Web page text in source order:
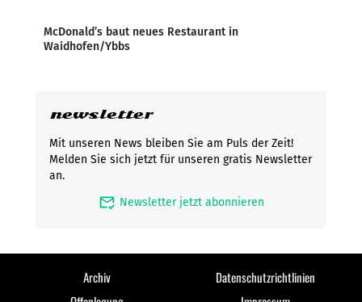
McDonald’s baut neues Restaurant in
Waidhofen/Ybbs
newsletter
Mit unseren News bleiben Sie am Puls der Zeit!
Melden Sie sich jetzt für unseren gratis Newsletter
an.
mark_email_read Newsletter jetzt abonnieren
Archiv
Datenschutzrichtlinien